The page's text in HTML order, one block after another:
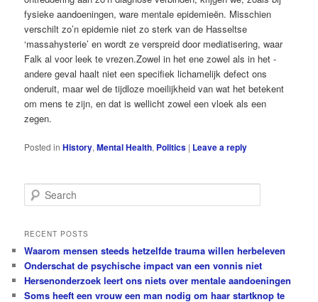
fysieke aandoeningen, ware mentale epidemieën. Misschien
verschilt zo’n epidemie niet zo sterk van de Hasseltse
‘massahysterie’ en wordt ze verspreid door mediati­sering, waar
Falk al voor leek te vrezen.Zowel in het ene zowel als in het ­
andere ­geval haalt niet een specifiek ­lichamelijk defect ons
onderuit, maar wel de tijdloze moeilijkheid van wat het betekent
om mens te zijn, en dat is wellicht zowel een vloek als een
zegen.
Posted in History,Mental Health, Politics | Leave a reply
e
r
h
RECENT POSTS
Waarom mensen steeds hetzelfde trauma willen herbeleven
Onderschat de psychische impact van een vonnis niet
Hersenonderzoek leert ons niets over mentale aandoeningen
Soms heeft een vrouw een man nodig om haar startknop te